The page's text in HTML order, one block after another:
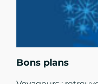
Bons plans